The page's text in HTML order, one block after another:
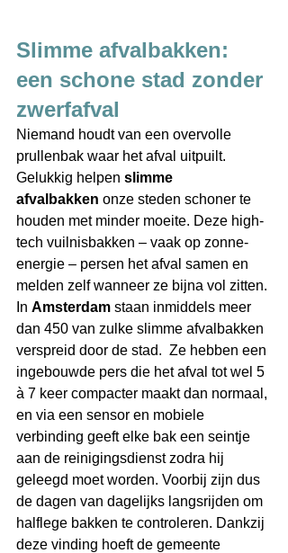
Slimme afvalbakken:
een schone stad zonder
zwerfafval
Niemand houdt van een overvolle
prullenbak waar het afval uitpuilt.
Gelukkig helpen slimme
afvalbakken onze steden schoner te
houden met minder moeite. Deze high-
tech vuilnisbakken – vaak op zonne-
energie – persen het afval samen en
melden zelf wanneer ze bijna vol zitten.
In Amsterdam staan inmiddels meer
dan 450 van zulke slimme afvalbakken
verspreid door de stad.  Ze hebben een
ingebouwde pers die het afval tot wel 5
à 7 keer compacter maakt dan normaal,
en via een sensor en mobiele
verbinding geeft elke bak een seintje
aan de reinigingsdienst zodra hij
geleegd moet worden. Voorbij zijn dus
de dagen van dagelijks langsrijden om
halflege bakken te controleren. Dankzij
deze vinding hoeft de gemeente